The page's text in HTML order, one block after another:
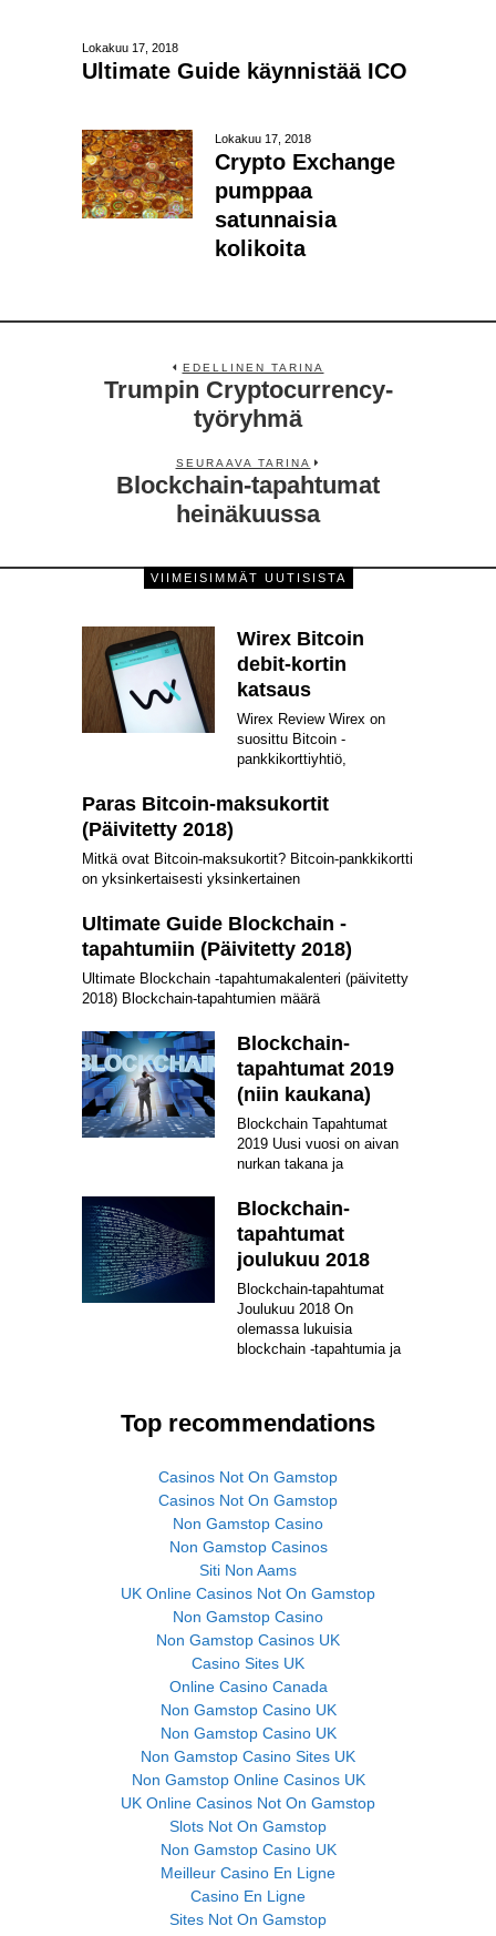
Lokakuu 17, 2018
Ultimate Guide käynnistää ICO
Lokakuu 17, 2018
Crypto Exchange
pumppaa
satunnaisia ​​
kolikoita
EDELLINEN TARINA
Trumpin Cryptocurrency-
työryhmä
SEURAAVA TARINA
Blockchain-tapahtumat
heinäkuussa
VIIMEISIMMÄT UUTISISTA
Wirex Bitcoin
debit-kortin
katsaus
Wirex Review Wirex on
suosittu Bitcoin -
pankkikorttiyhtiö,
Paras Bitcoin-maksukortit
(Päivitetty 2018)
Mitkä ovat Bitcoin-maksukortit? Bitcoin-pankkikortti
on yksinkertaisesti yksinkertainen
Ultimate Guide Blockchain -
tapahtumiin (Päivitetty 2018)
Ultimate Blockchain -tapahtumakalenteri (päivitetty
2018) Blockchain-tapahtumien määrä
Blockchain-
tapahtumat 2019
(niin kaukana)
Blockchain Tapahtumat
2019 Uusi vuosi on aivan
nurkan takana ja
Blockchain-
tapahtumat
joulukuu 2018
Blockchain-tapahtumat
Joulukuu 2018 On
olemassa lukuisia
blockchain -tapahtumia ja
Top recommendations
Casinos Not On Gamstop
Casinos Not On Gamstop
Non Gamstop Casino
Non Gamstop Casinos
Siti Non Aams
UK Online Casinos Not On Gamstop
Non Gamstop Casino
Non Gamstop Casinos UK
Casino Sites UK
Online Casino Canada
Non Gamstop Casino UK
Non Gamstop Casino UK
Non Gamstop Casino Sites UK
Non Gamstop Online Casinos UK
UK Online Casinos Not On Gamstop
Slots Not On Gamstop
Non Gamstop Casino UK
Meilleur Casino En Ligne
Casino En Ligne
Sites Not On Gamstop